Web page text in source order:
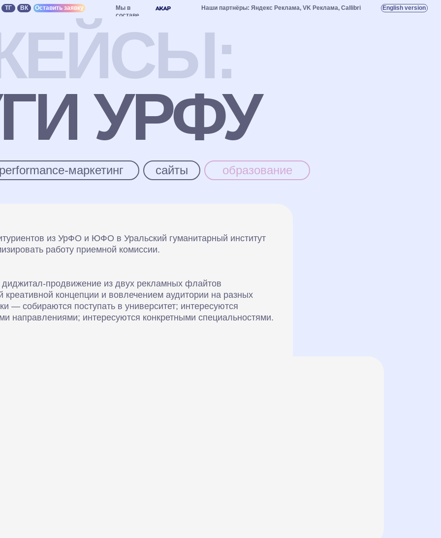
Наши партнёры: Яндекс Реклама, VK Реклама, Callibri English version
Оставить заявку Мы в
составе
УРФУ
образование
сайты
маркетинг
из УрФО и ЮФО в Уральский гуманитарный институт
работу приемной комиссии.
продвижение из двух рекламных флайтов
креативной концепции и вовлечением аудитории на разных
— собираются поступать в университет; интересуются
направлениями; интересуются конкретными специальностями.